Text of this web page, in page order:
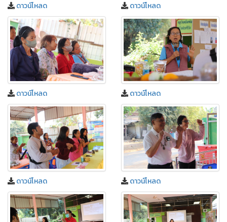
ดาวน์โหลด ดาวน์โหลด
ดาวน์โหลด ดาวน์โหลด
ดาวน์โหลด ดาวน์โหลด